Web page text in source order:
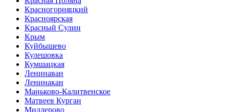
Красногорняцкий
Красноярская
Красный Сулин
Крым
Куйбышево
Кулешовка
Кумшацкая
Ленинаван
Ленинакан
Маньково-Калитвенское
Матвеев Курган
Миллерово